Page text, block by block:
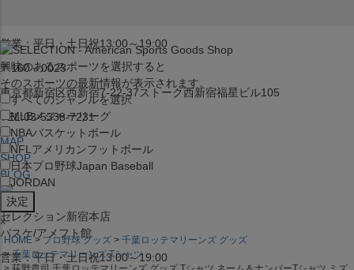
営業：平日・土日祝13:00～19:00
〒160－0023
東京都新宿区西新宿7-22-37ストーク西新宿福星ビル105
TEL:03-5338-7231
MAP
SHOP
BLOG
セレクション新宿本店
バスケ/アメフト館
営業：平日・土日祝13:00～19:00
興味のあるスポーツを選択すると
そのスポーツの最新情報が表示されます。
すべてのジャンルを選択
MLBメジャーリーグ
NBAバスケットボール
NFL アメリカンフットボール
日本プロ野球Japan Baseball
JORDAN
x
HOME プロ野球 グッズ
千葉ロッテマリーンズ グッズ
千葉ロッテマリーンズ Tシャツ